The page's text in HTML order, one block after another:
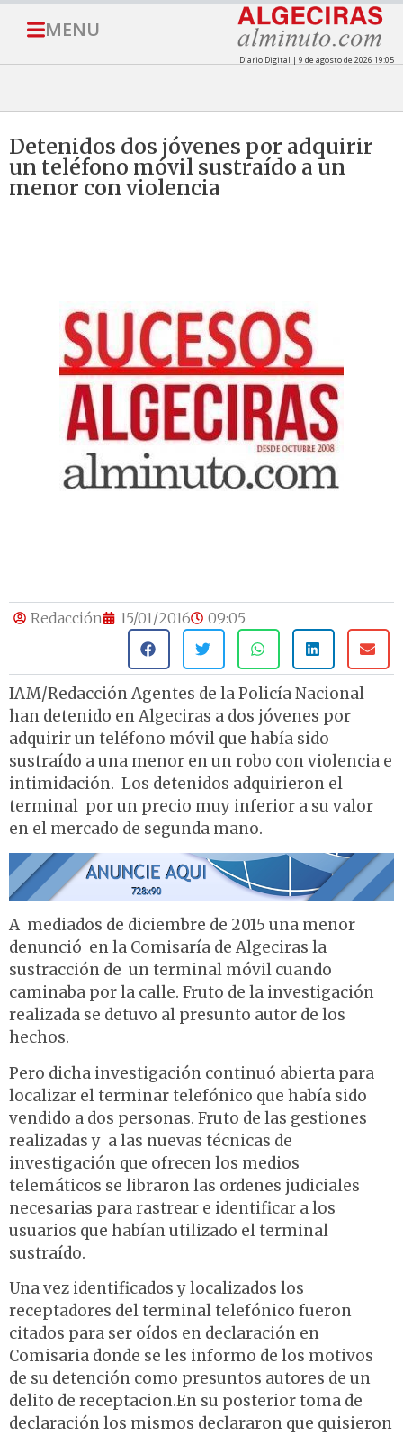
MENU
Diario Digital | 9 de agosto de 2026 19:05
Detenidos dos jóvenes por adquirir
un teléfono móvil sustraído a un
menor con violencia
Redacción 15/01/2016 09:05
IAM/Redacción Agentes de la Policía Nacional
han detenido en Algeciras a dos jóvenes por
adquirir un teléfono móvil que había sido
sustraído a una menor en un robo con violencia e
intimidación. Los detenidos adquirieron el
terminal por un precio muy inferior a su valor
en el mercado de segunda mano.
A mediados de diciembre de 2015 una menor
denunció en la Comisaría de Algeciras la
sustracción de un terminal móvil cuando
caminaba por la calle. Fruto de la investigación
realizada se detuvo al presunto autor de los
hechos.
Pero dicha investigación continuó abierta para
localizar el terminar telefónico que había sido
vendido a dos personas. Fruto de las gestiones
realizadas y a las nuevas técnicas de
investigación que ofrecen los medios
telemáticos se libraron las ordenes judiciales
necesarias para rastrear e identificar a los
usuarios que habían utilizado el terminal
sustraído.
Una vez identificados y localizados los
receptadores del terminal telefónico fueron
citados para ser oídos en declaración en
Comisaria donde se les informo de los motivos
de su detención como presuntos autores de un
delito de receptacion.En su posterior toma de
declaración los mismos declararon que quisieron